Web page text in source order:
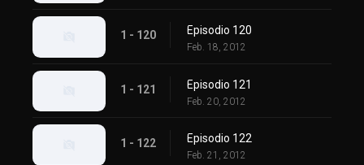
1 - 120 Episodio 120
Feb. 18, 2012
1 - 121 Episodio 121
Feb. 20, 2012
1 - 122 Episodio 122
Feb. 21, 2012